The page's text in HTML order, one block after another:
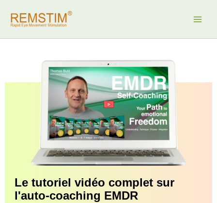
contenu
Le tutoriel vidéo complet sur
l'auto-coaching EMDR